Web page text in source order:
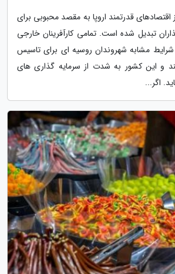
اقتصادهای قدرتمند اروپا به مقصد محبوبی برای
تبدیل شده است. تمامی کارآفرینان خارجی
شرایط مشابه شهروندان روسیه ای برای تاسیس
و این کشور به شدت از سرمایه گذاری های
اگر...